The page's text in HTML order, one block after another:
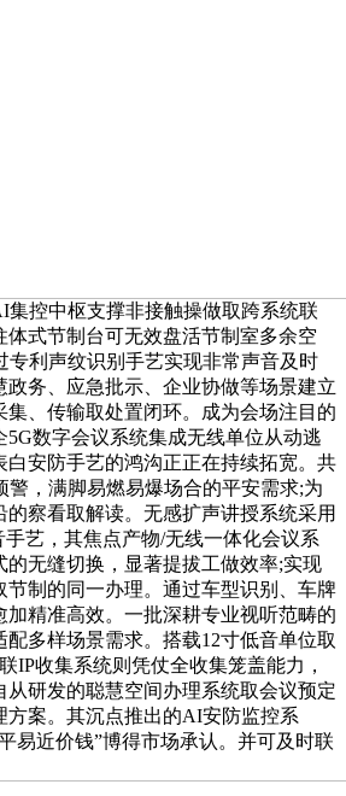
集控中枢支撑非接触操做取跨系统联
体式节制台可无效盘活节制室多余空
专利声纹识别手艺实现非常声音及时
政务、应急批示、企业协做等场景建立
集、传输取处置闭环。成为会场注目的
数字会议系统集成无线单位从动逃
白安防手艺的鸿沟正正在持续拓宽。共
警，满脚易燃易爆场合的平安需求;为
察看取解读。无感扩声讲授系统采用
手艺，其焦点产物/无线一体化会议系
的无缝切换，显著提拔工做效率;实现
节制的同一办理。通过车型识别、车牌
加精准高效。一批深耕专业视听范畴的
多样场景需求。搭载12寸低音单位取
IP收集系统则凭仗全收集笼盖能力，
从研发的聪慧空间办理系统取会议预定
方案。其沉点推出的AI安防监控系
易近价钱”博得市场承认。并可及时联